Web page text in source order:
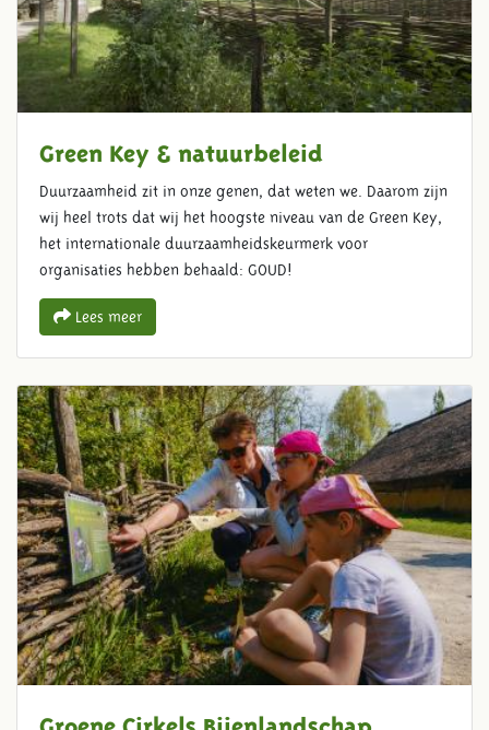
Green Key & natuurbeleid
Duurzaamheid zit in onze genen, dat weten we. Daarom zijn
wij heel trots dat wij het hoogste niveau van de Green Key,
het internationale duurzaamheidskeurmerk voor
organisaties hebben behaald: GOUD!
Lees meer
Groene Cirkels Bijenlandschap